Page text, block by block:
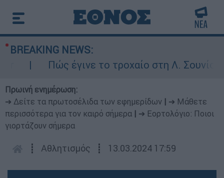
BREAKING NEWS:
Πώς έγινε το τροχαίο στη Λ. Σουνίου:
Πρωινή ενημέρωση:
➔ Δείτε τα πρωτοσέλιδα των εφημερίδων
➔ Μάθετε
περισσότερα για τον καιρό σήμερα
➔ Εορτολόγιο: Ποιοι
γιορτάζουν σήμερα
┋ Αθλητισμός ┋ 13.03.2024 17:59